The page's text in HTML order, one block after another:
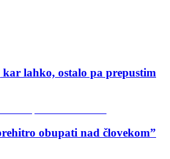
lahko, ostalo pa prepustim
obupati nad človekom”